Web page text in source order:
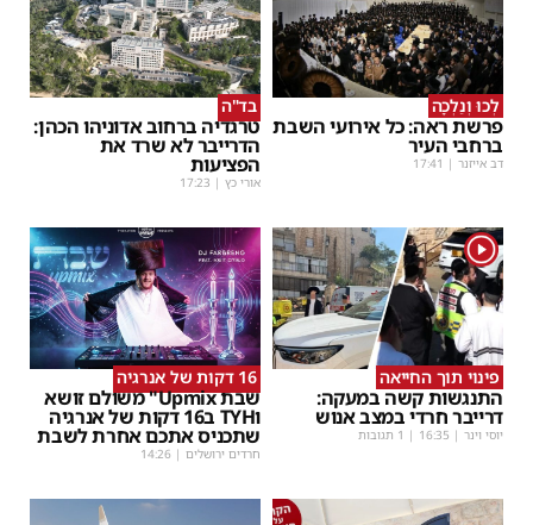
לְכוּ וְנֵלְכָה
פרשת ראה: כל אירועי השבת
ברחבי העיר
דב אייזנר |
17:41
בד"ה
טרגדיה ברחוב אדוניהו הכהן:
הדרייבר לא שרד את
הפציעות
אורי כץ |
17:23
1
פינוי תוך החייאה
התנגשות קשה במעקה:
דרייבר חרדי במצב אנוש
יוסי וינר |
16:35 | 1 תגובות
16 דקות של אנרגיה
שבת Upmix" משולם זושא
וTYH ב16 דקות של אנרגיה
שתכניס אתכם אחרת לשבת
חרדים ירושלים |
14:26